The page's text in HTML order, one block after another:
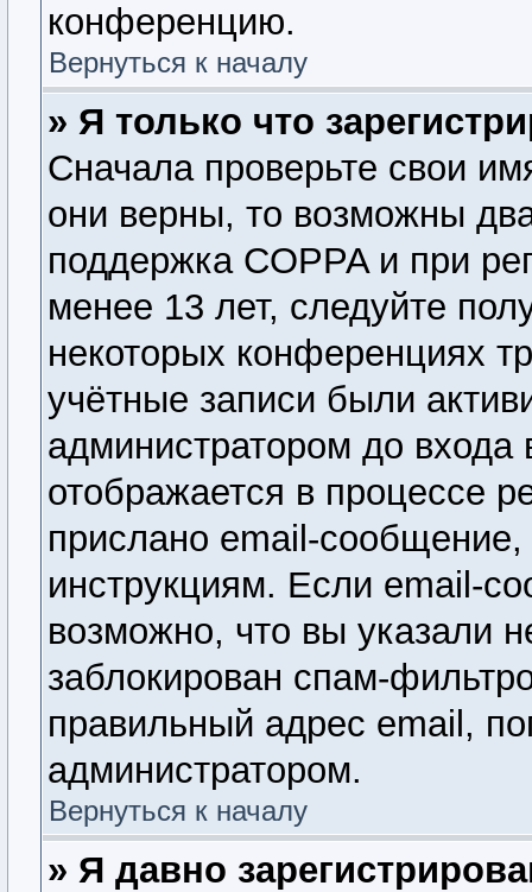
конференцию.
Вернуться к началу
» Я только что
Сначала проверьте свои
они верны, то возможны
поддержка COPPA и при
менее 13 лет, следуйте
некоторых конференциях
учётные записи были
администратором до
отображается в процессе
прислано email-
инструкциям. Если email-
возможно, что вы указали
заблокирован спам-
правильный адрес email,
администратором.
Вернуться к началу
» Я давно